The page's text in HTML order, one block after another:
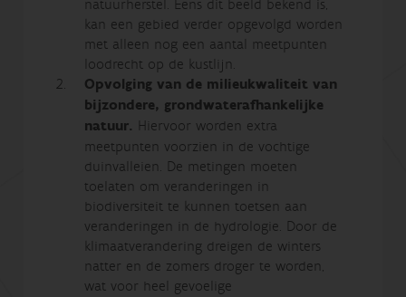
natuurherstel. Eens dit beeld bekend is,
kan een gebied verder opgevolgd worden
met alleen nog een aantal meetpunten
loodrecht op de kustlijn.
Opvolging van de milieukwaliteit van
bijzondere, grondwaterafhankelijke
natuur. Hiervoor worden extra
meetpunten voorzien in de vochtige
duinvalleien. De metingen moeten
toelaten om veranderingen in
biodiversiteit te kunnen toetsen aan
veranderingen in de hydrologie. Door de
klimaatverandering dreigen de winters
natter en de zomers droger te worden,
wat voor heel gevoelige